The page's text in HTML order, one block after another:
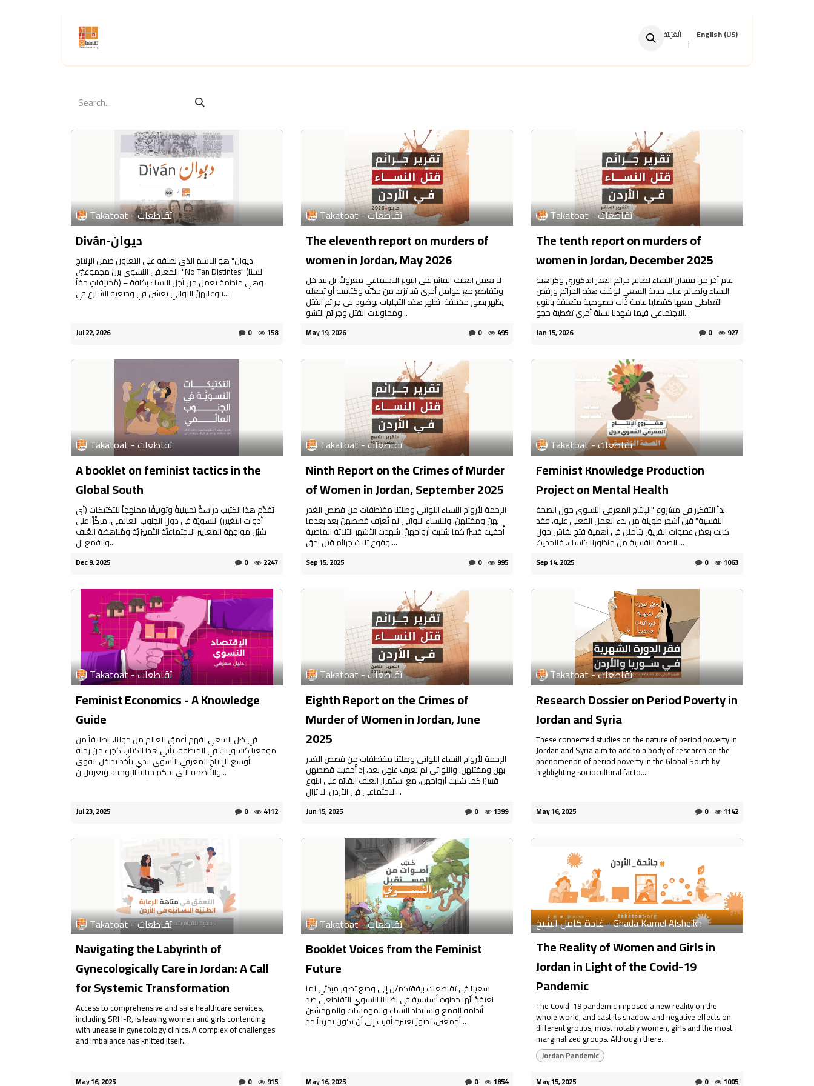
الْعَرَبيّة
|
English (US)
Takatoat - تقاطعات
Diván-ديوان
ديوان" هو الاسم الذي نطلقه على التعاون ضمن الإنتاج
المعرفي النسوي بين مجموعتي: "No Tan Distintes" (لَسنا
مُختلِفاتٍ حقاً) – وهي منظمة تعمل من أجل النساء بكافة
تنوعاتهنّ اللواتي يعشن في وضعية الشارع في...
Jul 22, 2026 0 158
Takatoat - تقاطعات
The eleventh report on murders of
women in Jordan, May 2026
لا يعمل العنف القائم على النوع الاجتماعي معزولاً، بل يتداخل
ويتقاطع مع عوامل أخرى قد تزيد من حدّته وكثافته أو تجعله
يظهر بصور مختلفة. تظهر هذه التجليات بوضوح في جرائم القتل
ومحاولات القتل وجرائم التشو...
May 19, 2026 0 495
Takatoat - تقاطعات
The tenth report on murders of
women in Jordan, December 2025
عام آخر من فقدان النساء لصالح جرائم الغدر الذكوري وكراهية
النساء ولصالح غياب جدية السعي لوقف هذه الجرائم ورفض
التعاطي معها كقضايا عامة ذات خصوصية متعلقة بالنوع
الاجتماعي فيما شهدنا لسنة أخرى تغطية خجو...
Jan 15, 2026 0 927
Takatoat - تقاطعات
A booklet on feminist tactics in the
Global South
يُقدِّم هذا الكتيب دراسةً تحليليةً وتوثيقًا ممنهجاً للتكتيكات (أي
أدوات التغيير) النسويَّة في دول الجنوب العالمي، مركِّزًا على
سُبُل مواجهة المعايير الاجتماعيَّة التّمييزيَّة ومُناهضة العُنف
والقمع ال...
Dec 9, 2025 0 2247
Takatoat - تقاطعات
Ninth Report on the Crimes of Murder
of Women in Jordan, September 2025
الرحمة لأرواح النساء اللواتي وصلتنا مقتطفات من قصص الغدر
بهنّ ومقتلهنّ، وللنساء اللواتي لم تُعرَف قصصهنّ بعد بعدما
أُخفيت قسرًا كما سُلبت أرواحهنّ. شهدت الأشهر الثلاثة الماضية
وقوع ثلاث جرائم قتل بحق ...
Sep 15, 2025 0 995
Takatoat - تقاطعات
Feminist Knowledge Production
Project on Mental Health
بدأ التفكير في مشروع "الإنتاج المعرفي النسوي حول الصحة
النفسية" قبل أشهر طويلة من بدء العمل الفعلي عليه. فقد
كانت بعض عضوات الفريق يتأملن في أهمية فتح نقاش حول
الصحة النفسية من منظورنا كنساء. فالحديث ...
Sep 14, 2025 0 1063
Takatoat - تقاطعات
Feminist Economics - A Knowledge
Guide
في ظل السعي لفهم أعمق للعالم من حولنا، انطلاقاً من
موقعنا كنسويات في المنطقة، يأتي هذا الكتاب كجزء من رحلة
أوسع للإنتاج المعرفي النسوي الذي يأخذ تداخل القوى
والأنظمة التي تحكم حياتنا اليومية، وتعرقل ن...
Jul 23, 2025 0 4112
Takatoat - تقاطعات
Eighth Report on the Crimes of
Murder of Women in Jordan, June
2025
الرحمة لأرواح النساء اللواتي وصلتنا مقتطفات من قصص الغدر
بهن ومقتلهن، واللواتي لم نعرف عنهن بعد، إذ أُخفيت قصصهن
قسرًا كما سُلبت أرواحهن. مع استمرار العنف القائم على النوع
الاجتماعي في الأردن، لا تزال...
Jun 15, 2025 0 1399
Takatoat - تقاطعات
Research Dossier on Period Poverty in
Jordan and Syria
These connected studies on the nature of period poverty in
Jordan and Syria aim to add to a body of research on the
phenomenon of period poverty in the Global South by
highlighting sociocultural facto...
May 16, 2025 0 1142
Takatoat - تقاطعات
Navigating the Labyrinth of
Gynecologically Care in Jordan: A Call
for Systemic Transformation
Access to comprehensive and safe healthcare services,
including SRH-R, is leaving women and girls contending
with unease in gynecology clinics. A complex of challenges
and imbalance has knitted itself...
May 16, 2025 0 915
Takatoat - تقاطعات
Booklet Voices from the Feminist
Future
سعينا في تقاطعات برفقتكم/ن إلى وضع تصور مبدئي لما
نعتقدُ أنّها خطوة أساسية في نضالنا النسوي التقاطعي ضد
أنظمة القمع واستبداد النساء والمهمشات والمهمشين
أجمعين، تصورٌ نعتبره أقرب إلى أن يكون تمريناً جذ...
May 16, 2025 0 1854
غادة كامل الشيخ - Ghada Kamel Alsheikh
The Reality of Women and Girls in
Jordan in Light of the Covid-19
Pandemic
The Covid-19 pandemic imposed a new reality on the
whole world, and cast its shadow and negative effects on
different groups, most notably women, girls and the most
marginalized groups. Although there...
Jordan Pandemic
May 15, 2025 0 1005